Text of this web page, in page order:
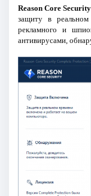
Reason Core Security
защиту в
рекламного и
антивирусами,